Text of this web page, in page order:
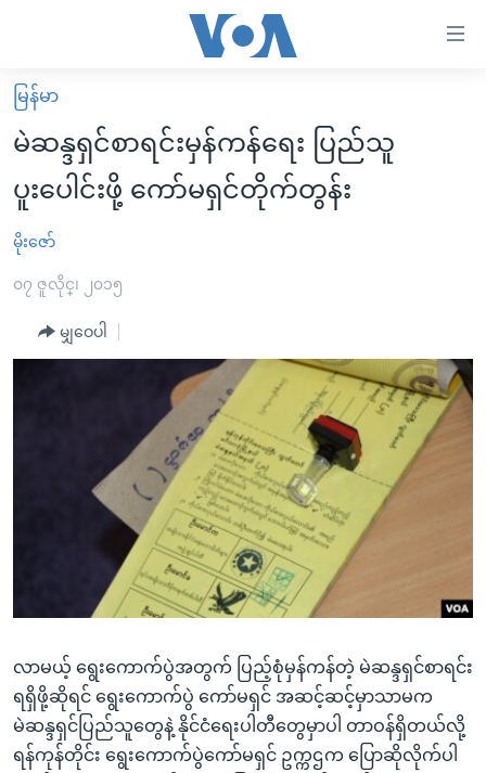
လွယ်ကူ
စေ
Link
များ
ပင်မ
ရန်
ရှာဖွေ
ရန်
နေရာ
မူလစာမျက်နှာ
မြန်မာ
ကမ္ဘာ့သတင်းများ
နိုင်ငံတကာ
အစ္စရေး-ပါလက်စတိုင်း
ဗွီဒီယို
အင်္ဂလိပ်စာလေ့လာမယ်
အမေရိကန်သုံးအီဒီယံ
မကြေးမုံရဲ့ အင်္ဂလိပ်စာ
ရုပ်ရှင်ထဲက အင်္ဂလိပ်စာ
သုတပဒေသာ အင်္ဂလိပ်စာ
ရေဒီယိုနှင့်ရုပ်သံ အချက်အလက်များ
ရေဒီယို/တီဗွီအစီအစဉ်
Learning English
ဗွီအိုအေ လူမှုကွန်ယက်များ
ဘာသာစကားများ
မြန်မာ
မဲဆန္ဒရှင်စာရင်းမှန်ကန်ရေး ပြည်သူ
ပူးပေါင်းဖို့ ကော်မရှင်တိုက်တွန်း
မိုးဇော်
၀၇ ဇူလိုင္၊ ၂၀၁၅
မျှဝေပါ
လာမယ့် ရွေးကောက်ပွဲအတွက် ပြည့်စုံမှန်ကန်တဲ့ မဲဆန္ဒရှင်စာရင်း
ရရှိဖို့ဆိုရင် ရွေးကောက်ပွဲ ကော်မရှင် အဆင့်ဆင့်မှာသာမက
မဲဆန္ဒရှင်ပြည်သူတွေနဲ့ နိုင်ငံရေးပါတီတွေမှာပါ တာဝန်ရှိတယ်လို့
ရန်ကုန်တိုင်း ရွေးကောက်ပွဲကော်မရှင် ဥက္ကဌက ပြောဆိုလိုက်ပါ